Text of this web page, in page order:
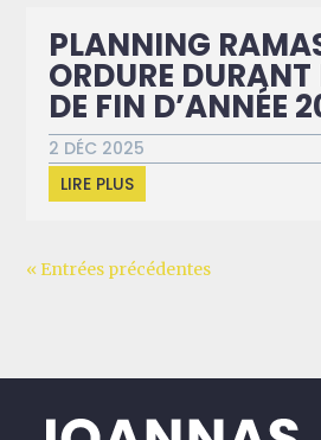
PLANNING
ORDURE DURANT
DE FIN D’ANNÉE
2 DÉC 2025
LIRE PLUS
« Entrées précédentes